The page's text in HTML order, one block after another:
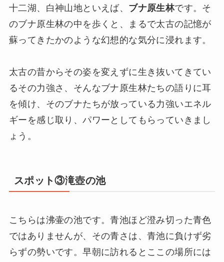
十二湖、白神山地といえば、 ブナ原生林です。そ
のブナ原生林の中を歩くと、まるで太古の記憶が
蘇ってきたかのような幻想的な気分に浸れます。
太古の昔からその姿を変えずに生き抜いてきてい
るその力強さ、そんなブナ原生林たちの語りに耳
を傾け、そのブナたちが放っている力強いエネル
ギーを感じ取り、パワーとしてもらっていきまし
ょう。
スポット③滝壺の池
こちらは沸壷の池です。青池ほど澄み切った青色
ではありませんが、その青さは、青池に負けず劣
らずの勢いです。早朝に訪れるとここの場所には